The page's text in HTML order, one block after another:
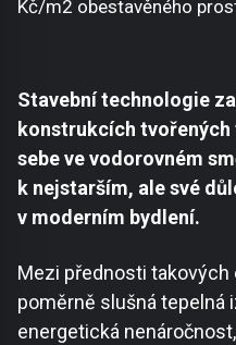
Kč/m2 obestavěného
Stavební technologie
konstrukcích
sebe ve vodorovném
k nejstarším, ale své
v moderním bydlení.
Mezi přednosti
poměrně slušná tepelná
energetická